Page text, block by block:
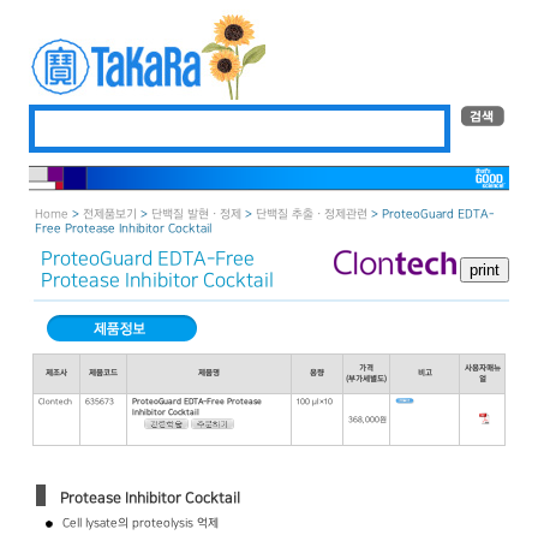
Home > 전제품보기 > 단백질 발현 · 정제 > 단백질 추출 · 정제관련 > ProteoGuard EDTA-
Free Protease Inhibitor Cocktail
ProteoGuard EDTA-Free
Protease Inhibitor Cocktail
제조사 제품코드 제품명 용량
가격
(부가세별도)
비고
사용자매뉴
얼
Clontech 635673
ProteoGuard EDTA-Free Protease
Inhibitor Cocktail
100 μl×10
368,000원
Protease Inhibitor Cocktail
Cell lysate의 proteolysis 억제